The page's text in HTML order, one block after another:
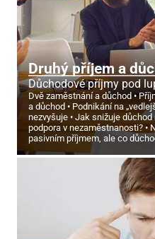
Druhý příjem a
Důchodové příjmy pod
Dvě zaměstnání a důchod
a důchod
Podnikání na
nezvyšuje
Jak snižuje
podpora v nezaměstnanosti?
pasivním příjmem, ale co